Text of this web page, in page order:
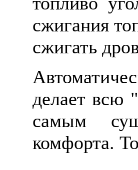
сжигания
сжигать
делает всю
самым
комфорта.